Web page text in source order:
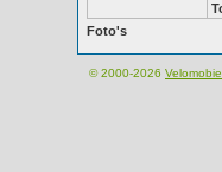
Foto's
© 2000-2026